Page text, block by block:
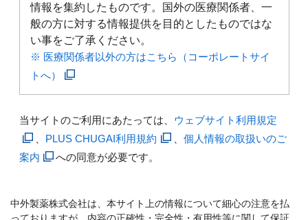
情報を集約したものです。国外の医療関係者、一
般の方に対する情報提供を目的としたものではな
い事をご了承ください。
※ 医療関係者以外の方はこちら（コーポレートサイ
トへ）
当サイトのご利用にあたっては、 ウェブサイト利用規定
PLUS CHUGAI利用規約
個人情報の取扱いのご
案内
への同意が必要です。
中外製薬株式会社は、本サイト上の情報について細心の注意を払
っておりますが、内容の正確性・完全性・有用性等に関して保証